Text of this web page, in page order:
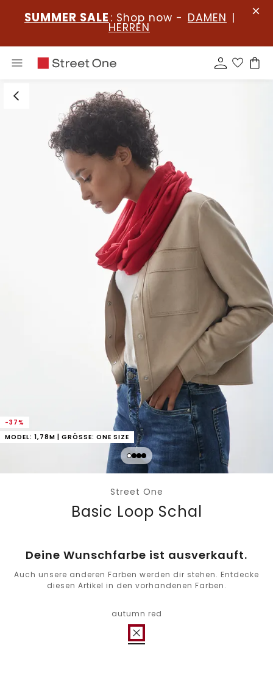
SUMMER SALE : Shop now - DAMEN |
HERREN
-37%
MODEL: 1,78M | GRÖSSE: ONE SIZE
Street One
Basic Loop Schal
Deine Wunschfarbe ist ausverkauft.
Auch unsere anderen Farben werden dir stehen. Entdecke
diesen Artikel in den vorhandenen Farben.
autumn red